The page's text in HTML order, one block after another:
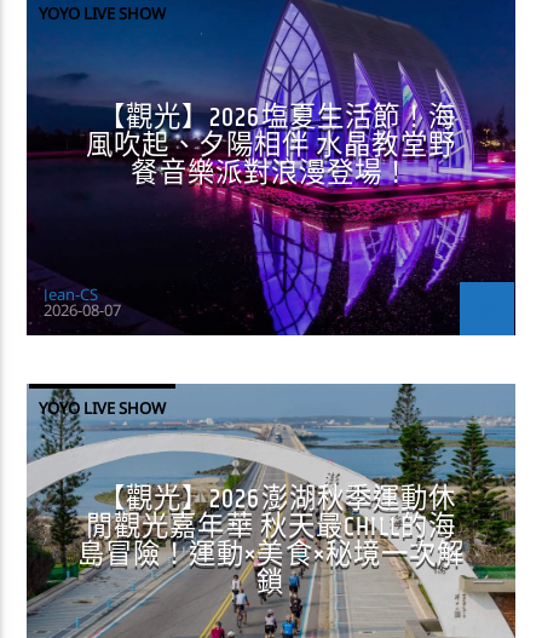
YOYO LIVE SHOW
【觀光】2026塩夏生活節！海
風吹起、夕陽相伴 水晶教堂野
餐音樂派對浪漫登場！
Jean-CS
2026-08-07
YOYO LIVE SHOW
【觀光】2026澎湖秋季運動休
閒觀光嘉年華 秋天最CHILL的海
島冒險！運動×美食×秘境一次解
鎖